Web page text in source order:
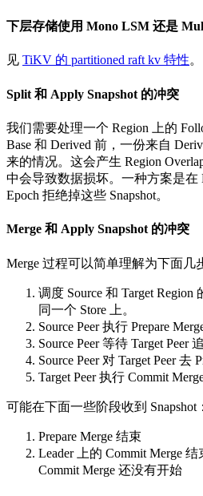
下层存储使用 Mono LSM 还是
见 TiKV 的 partitioned raft kv 特性。
Split 和 Apply Snapshot 的冲突
我们需要处理一个 Region 上的
Base 和 Derived 前，一份来自
来的情况。这会产生 Region
中会导致数据损坏。一种方案是在
Epoch 拒绝掉这些 Snapshot。
Merge 和 Apply Snapshot 的冲突
Merge 过程可以简单理解为下面几
调度 Source 和 Target Region
同一个 Store 上。
Source Peer 执行 Prepare Merge
Source Peer 等待 Target Peer
Source Peer 对 Target Peer 去
Target Peer 执行 Commit Merge
可能在下面一些阶段收到 Snapshot：
Prepare Merge 结束
Leader 上的 Commit Merge
Commit Merge 还没有开始